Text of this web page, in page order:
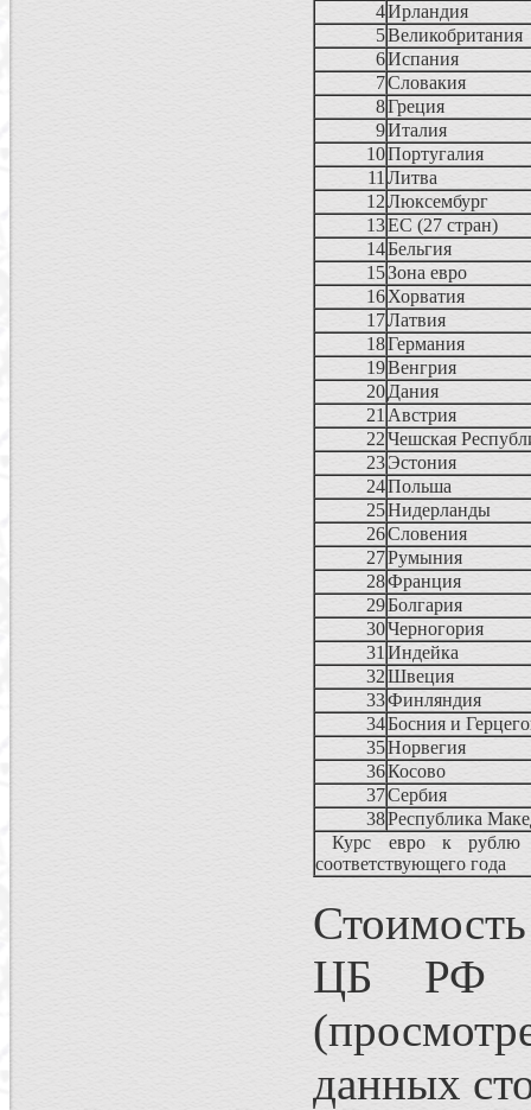
4Ирландия
5Великобритания
6Испания
7Словакия
8Греция
9Италия
10Португалия
11 Литва
12Люксембург
13ЕС (27 стран)
14Бельгия
15Зона евро
16Хорватия
17Латвия
18Германия
19Венгрия
20Дания
21 Австрия
22Чешская
23Эстония
24Польша
25Нидерланды
26Словения
27Румыния
28Франция
29Болгария
30Черногория
31 Индейка
32Швеция
33Финляндия
34Босния и
35Норвегия
36Косово
37Сербия
38Республика
Курс евро к рублю
соответствующего года
ЦБ РФ
данных